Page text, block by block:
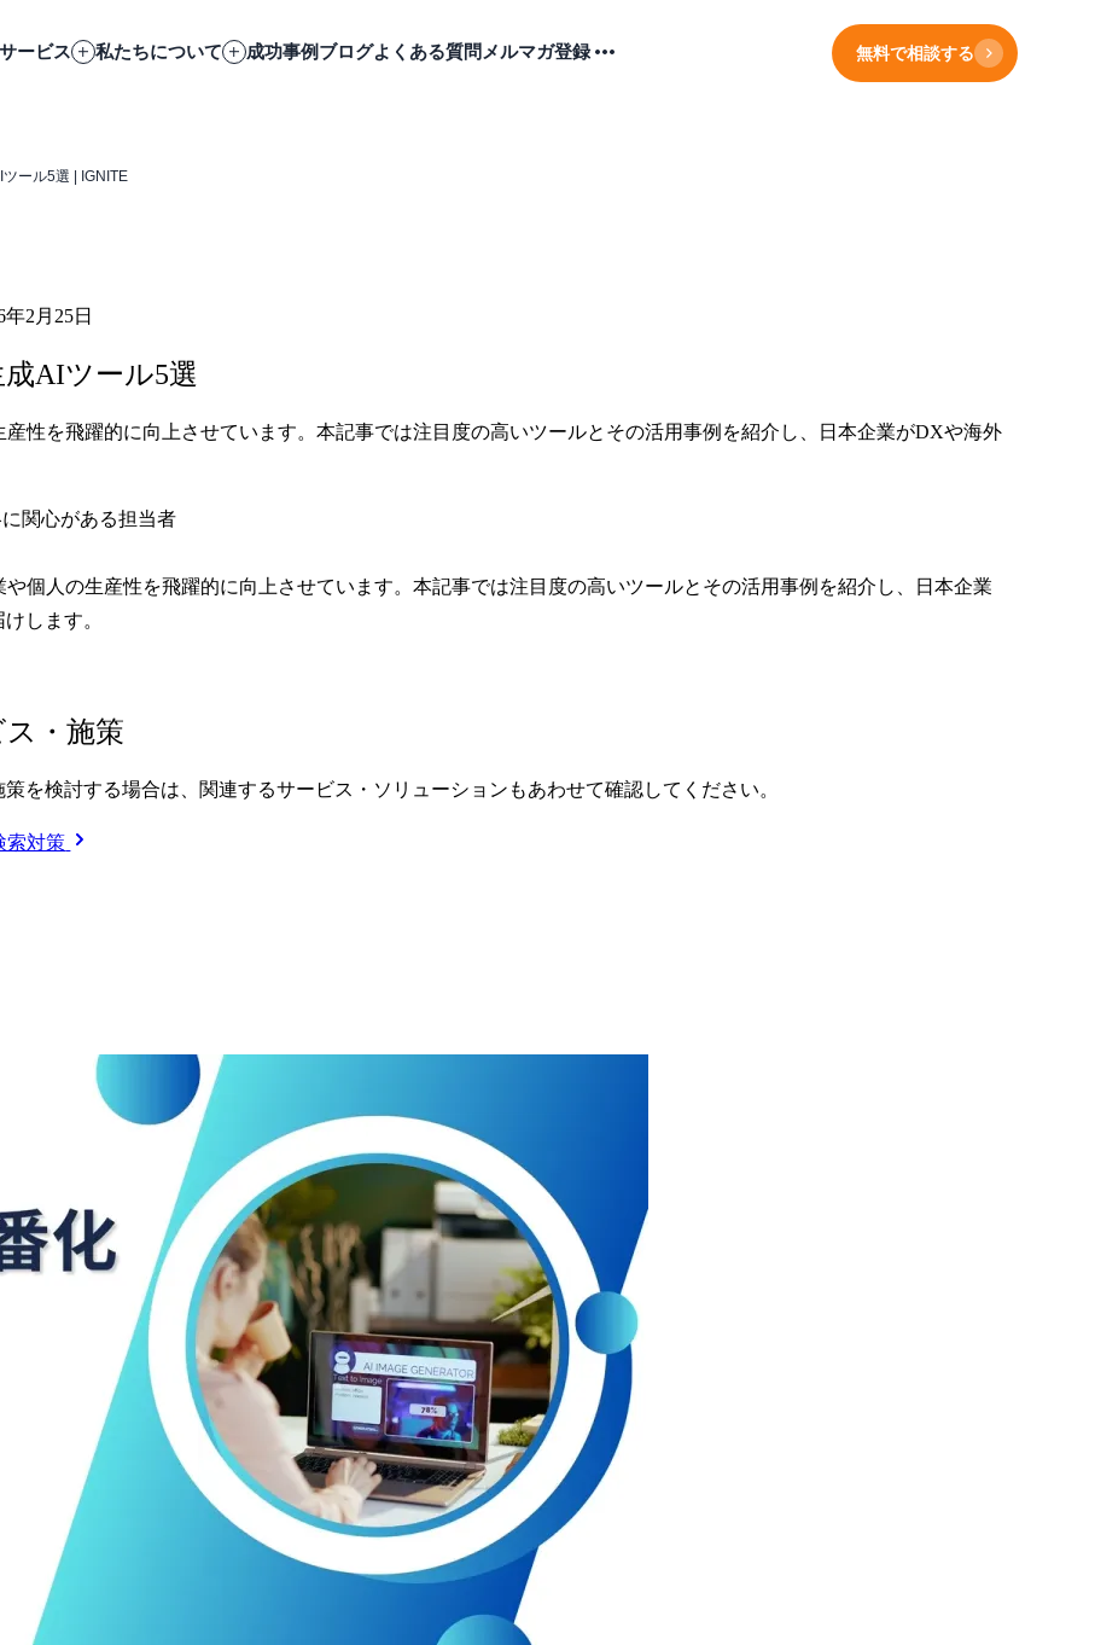
サービス 私たちについて 成功事例ブログよくある質問 メルマガ登録 無料で相談する
ール5選 | IGNITE
年2月25日
AIツール5選
性を飛躍的に向上させています。本記事では注目度の高いツールとその活用事例を紹介し、日本企業がDXや海外
関心がある担当者
個人の生産性を飛躍的に向上させています。本記事では注目度の高いツールとその活用事例を紹介し、日本企業
します。
・施策
を検討する場合は、関連するサービス・ソリューションもあわせて確認してください。
索対策